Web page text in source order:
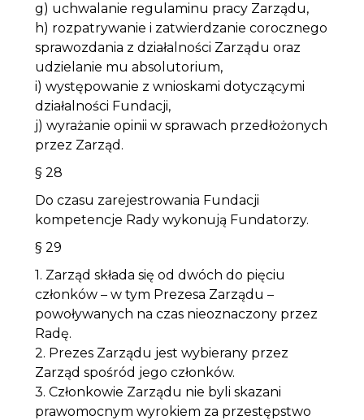
g) uchwalanie regulaminu pracy Zarządu,
h) rozpatrywanie i zatwierdzanie corocznego
sprawozdania z działalności Zarządu oraz
udzielanie mu absolutorium,
i) występowanie z wnioskami dotyczącymi
działalności Fundacji,
j) wyrażanie opinii w sprawach przedłożonych
przez Zarząd.
§ 28
Do czasu zarejestrowania Fundacji
kompetencje Rady wykonują Fundatorzy.
§ 29
1. Zarząd składa się od dwóch do pięciu
członków – w tym Prezesa Zarządu –
powoływanych na czas nieoznaczony przez
Radę.
2. Prezes Zarządu jest wybierany przez
Zarząd spośród jego członków.
3. Członkowie Zarządu nie byli skazani
prawomocnym wyrokiem za przestępstwo